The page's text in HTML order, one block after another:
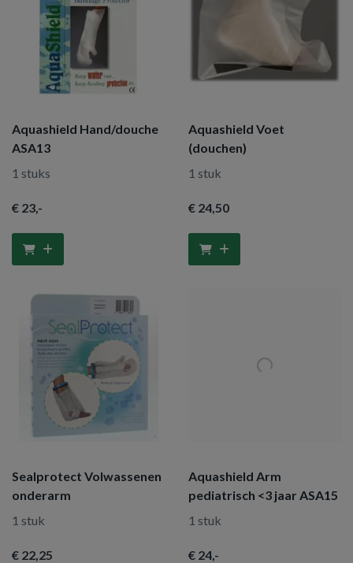
Aquashield Hand/douche
ASA13
1 stuks
€ 23,-
Aquashield Voet
(douchen)
1 stuk
€ 24,50
Sealprotect Volwassenen
onderarm
1 stuk
€ 22,25
Aquashield Arm
pediatrisch <3 jaar ASA15
1 stuk
€ 24,-